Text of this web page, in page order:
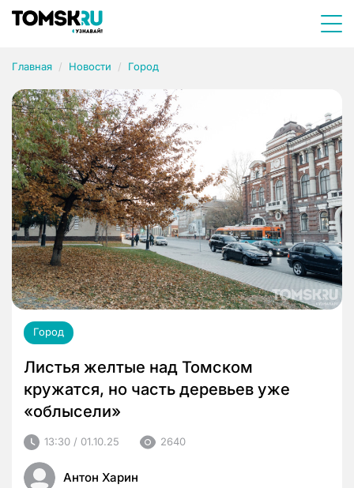
Главная Новости Город
Город
Листья желтые над Томском
кружатся, но часть деревьев уже
«облысели»
13:30 / 01.10.25 2640
Антон Харин